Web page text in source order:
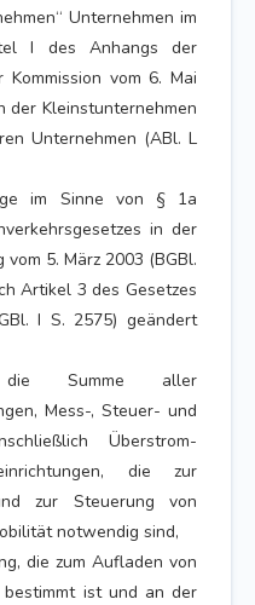
Unternehmen im
I des Anhangs der
Kommission vom 6. Mai
der Kleinstunternehmen
Unternehmen (ABl. L
im Sinne von § 1a
in der
5. März 2003 (BGBl.
Artikel 3 des Gesetzes
I S. 2575) geändert
die Summe aller
Mess-, Steuer- und
Überstrom-
die zur
zur Steuerung von
notwendig sind,
die zum Aufladen von
ist und an der